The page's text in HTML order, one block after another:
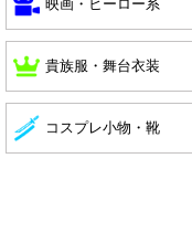
貴族服・舞台衣装
コスプレ小物・靴